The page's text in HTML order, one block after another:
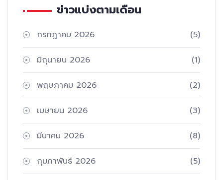
ข่าวแบ่งตามเดือน
กรกฎาคม 2026 (5)
มิถุนายน 2026 (1)
พฤษภาคม 2026 (2)
เมษายน 2026 (3)
มีนาคม 2026 (8)
กุมภาพันธ์ 2026 (5)